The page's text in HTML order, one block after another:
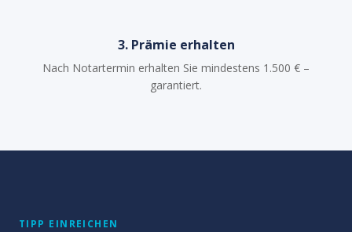
3. Prämie erhalten
Nach Notartermin erhalten Sie mindestens 1.500 € –
garantiert.
TIPP EINREICHEN